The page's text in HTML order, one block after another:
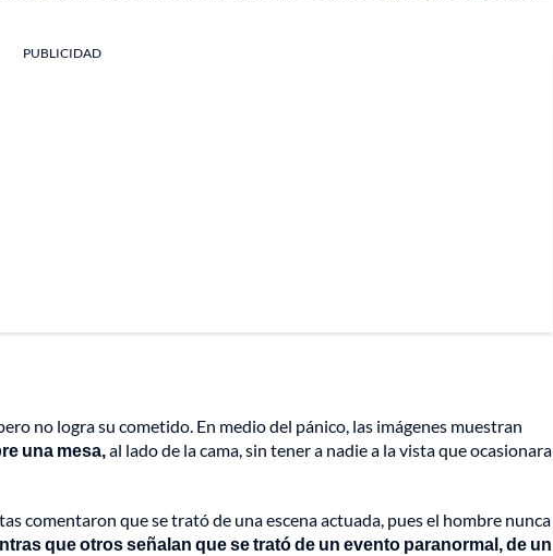
PUBLICIDAD
no logra su cometido. En medio del pánico, las imágenes muestran
una mesa,al lado de la cama, sin tener a nadie a la vista que ocasionara
comentaron que se trató de una escena actuada, pues el hombre nunca
que otros señalan que se trató de un evento paranormal, de un